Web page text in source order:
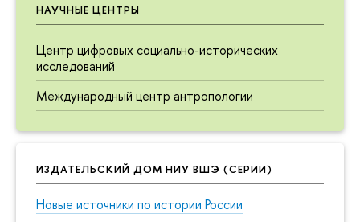
НАУЧНЫЕ ЦЕНТРЫ
Центр цифровых социально-исторических
исследований
Международный центр антропологии
ИЗДАТЕЛЬСКИЙ ДОМ НИУ ВШЭ (СЕРИИ)
Новые источники по истории России